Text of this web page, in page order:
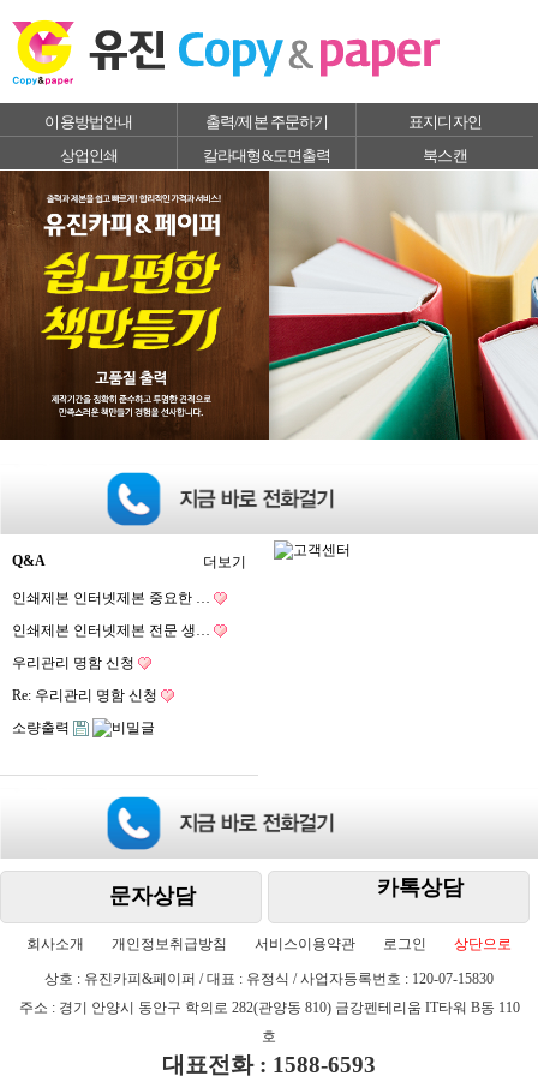
이용방법안내 출력/제본 주문하기
표지디자인
상업인쇄
칼라대형&도면출력 북스캔
Q&A
인쇄제본 인터넷제본 중요한 …
인쇄제본 인터넷제본 전문 생…
우리관리 명함 신청
Re: 우리관리 명함 신청
소량출력
더보기
문자상담 카톡상담
회사소개 개인정보취급방침 서비스이용약관 로그인 상단으로
상호 : 유진카피&페이퍼 / 대표 : 유정식 / 사업자등록번호 : 120-07-15830
주소 : 경기 안양시 동안구 학의로 282(관양동 810) 금강펜테리움 IT타워 B동 110
호
대표전화 : 1588-6593